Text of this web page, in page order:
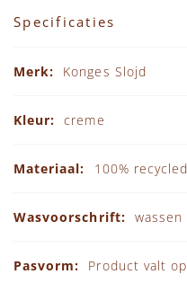
Specificaties
Konges Slojd
creme
100%
Product valt